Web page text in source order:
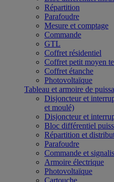
Répartition
Parafoudre
Mesure et comptage
Commande
GTL
Coffret résidentiel
Coffret petit moyen
Coffret étanche
Photovoltaïque
Tableau et armoire de
Disjoncteur et
et moulé)
Disjoncteur et
Bloc différentiel
Répartition et
Parafoudre
Commande et
Armoire électrique
Photovoltaïque
Cartouche